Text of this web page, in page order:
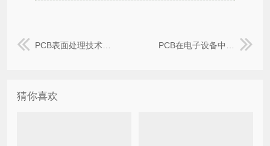
PCB表面处理技术和应用，真空贴膜技术 PCB在电子设备中的优势：从高效生产到可靠性的全面解析，真空贴膜技术
猜你喜欢